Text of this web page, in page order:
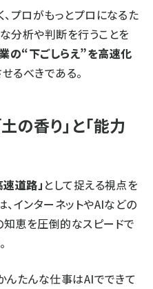
プロがもっとプロになるた
分析や判断を行うことを
の“下ごしらえ”を高速化
るべきである。
の香り」と「能力
道路」 として捉える視点を
、インターネットやAIなどの
知恵を圧倒的なスピードで
んたんな仕事はAIでできて